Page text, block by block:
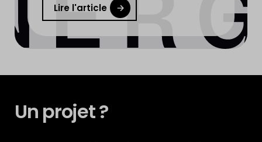
Lire l'article
Un projet ?